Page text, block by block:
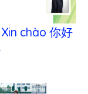
Xin chào 你好